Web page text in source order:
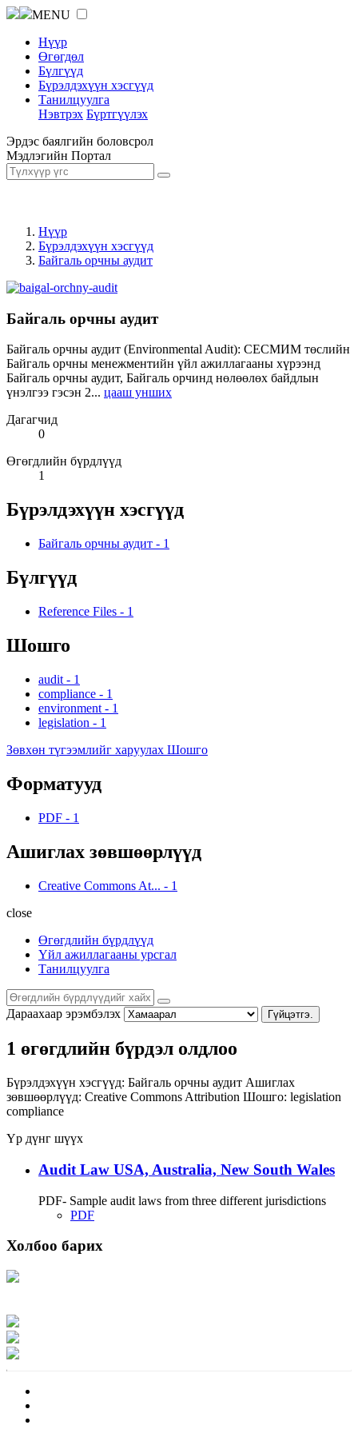
MENU
Нүүр
Өгөгдөл
Бүлгүүд
Бүрэлдэхүүн хэсгүүд
Танилцуулга
Нэвтрэх Бүртгүүлэх
Эрдэс баялгийн боловсрол
Мэдлэгийн Портал
Нүүр
Бүрэлдэхүүн хэсгүүд
Байгаль орчны аудит
Байгаль орчны аудит
Байгаль орчны аудит (Environmental Audit): СЕСМИМ төслийн
Байгаль орчны менежментийн үйл ажиллагааны хүрээнд
Байгаль орчны аудит, Байгаль орчинд нөлөөлөх байдлын
үнэлгээ гэсэн 2... цааш унших
Дагагчид
0
Өгөгдлийн бүрдлүүд
1
Бүрэлдэхүүн хэсгүүд
Байгаль орчны аудит - 1
Бүлгүүд
Reference Files - 1
Шошго
audit - 1
compliance - 1
environment - 1
legislation - 1
Зөвхөн түгээмлийг харуулах Шошго
Форматууд
PDF - 1
Ашиглах зөвшөөрлүүд
Creative Commons At... - 1
close
Өгөгдлийн бүрдлүүд
Үйл ажиллагааны урсгал
Танилцуулга
Дараахаар эрэмбэлэх Гүйцэтгэ.
1 өгөгдлийн бүрдэл олдлоо
Бүрэлдэхүүн хэсгүүд: Байгаль орчны аудит Ашиглах
зөвшөөрлүүд: Creative Commons Attribution Шошго: legislation
compliance
Үр дүнг шүүх
Audit Law USA, Australia, New South Wales
PDF- Sample audit laws from three different jurisdictions
PDF
Холбоо барих